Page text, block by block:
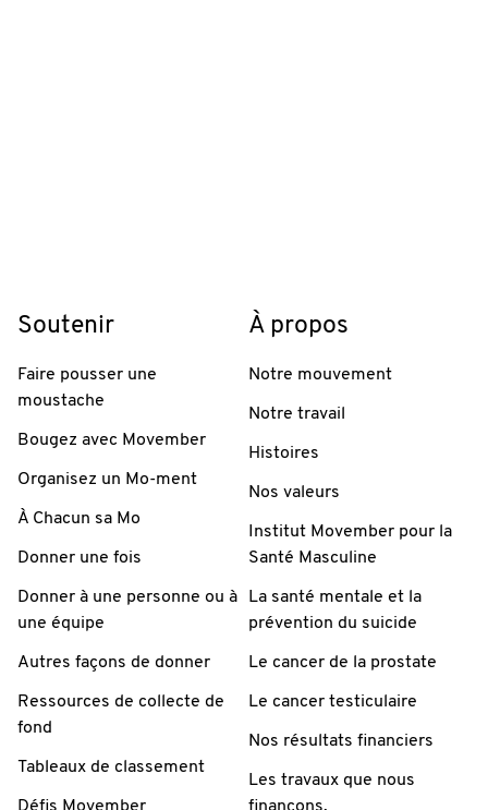
Soutenir
Faire pousser une
moustache
Bougez avec Movember
Organisez un Mo-ment
À Chacun sa Mo
Donner une fois
Donner à une personne ou à
une équipe
Autres façons de donner
Ressources de collecte de
fond
Tableaux de classement
Défis Movember
À propos
Notre mouvement
Notre travail
Histoires
Nos valeurs
Institut Movember pour la
Santé Masculine
La santé mentale et la
prévention du suicide
Le cancer de la prostate
Le cancer testiculaire
Nos résultats financiers
Les travaux que nous
finançons.